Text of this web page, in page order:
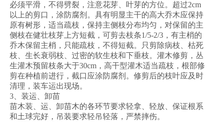
必须平滑，不得劈裂，注意花芽、叶芽的方位。超过2cm
以上的剪口，涂防腐剂。具有明显主干的高大乔木应保持
原有树形，适当疏枝，保持主侧枝分布均匀，对保留的主
侧枝在健壮枝芽上方短截，可剪去枝条1/5-2/3，有主梢的
乔木保留主梢，只能疏枝，不得短截。只剪除病枝、枯死
枝、生长衰弱枝、过密的软生枝和下垂枝。灌木修剪，丛
生灌木预留枝条大于30cm，高干型灌木适当疏枝，根部修
剪在种植前进行，截口应涂防腐剂。修剪后的枝叶应及时
清理，装车运出现场。
3、装运、卸苗
苗木装、运、卸苗木的各环节要求轻拿、轻放、保证根系
和土球完好，吊装要求轻吊轻落，严禁摔伤。